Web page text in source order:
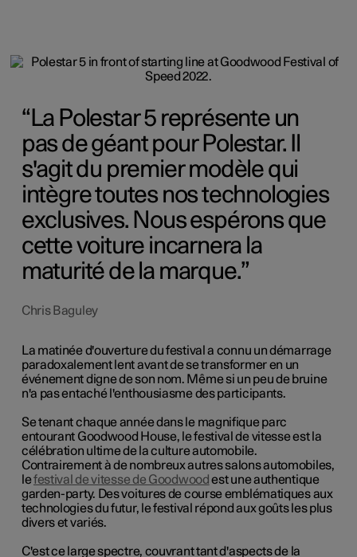
La Polestar 5 représente un
pas de géant pour Polestar. Il
s'agit du premier modèle qui
intègre toutes nos technologies
exclusives. Nous espérons que
cette voiture incarnera la
maturité de la marque.
Chris Baguley
La matinée d'ouverture du festival a connu un démarrage
paradoxalement lent avant de se transformer en un
événement digne de son nom. Même si un peu de bruine
n'a pas entaché l'enthousiasme des participants.
Se tenant chaque année dans le magnifique parc
entourant Goodwood House, le festival de vitesse est la
célébration ultime de la culture automobile.
Contrairement à de nombreux autres salons automobiles,
lefestival de vitesse de Goodwood est une authentique
garden-party. Des voitures de course emblématiques aux
technologies du futur, le festival répond aux goûts les plus
divers et variés.
C'est ce large spectre, couvrant tant d'aspects de la